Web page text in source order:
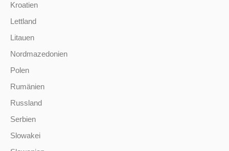
Kroatien
Lettland
Litauen
Nordmazedonien
Polen
Rumänien
Russland
Serbien
Slowakei